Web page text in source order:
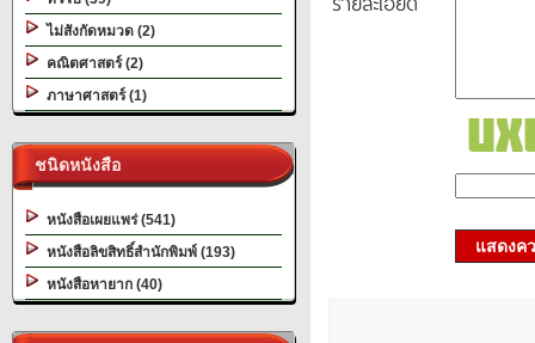
ไม่สังกัดหมวด (2)
คณิตศาสตร์ (2)
ภาษาศาสตร์ (1)
ชนิดหนังสือ
หนังสือเผยแพร่ (541)
หนังสือลิขสิทธิ์สำนักพิมพ์ (193)
หนังสือหายาก (40)
แสดงค